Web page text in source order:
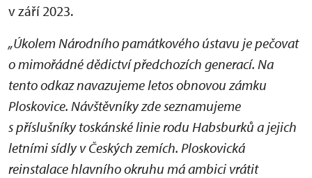
v září 2023.
„Úkolem Národního památkového ústavu je pečovat
o mimořádné dědictví předchozích generací. Na
tento odkaz navazujeme letos obnovou zámku
Ploskovice. Návštěvníky zde seznamujeme
s příslušníky toskánské linie rodu Habsburků a jejich
letními sídly v Českých zemích. Ploskovická
reinstalace hlavního okruhu má ambici vrátit